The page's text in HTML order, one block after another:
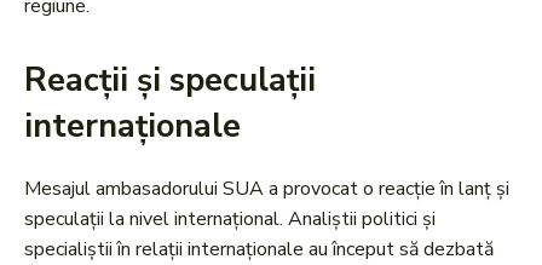
regiune.
Reacții și speculații
internaționale
Mesajul ambasadorului SUA a provocat o reacție în lanț și
speculații la nivel internațional. Analiștii politici și
specialiștii în relații internaționale au început să dezbată